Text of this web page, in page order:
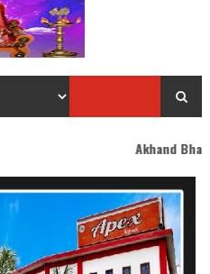
Akhand Bharat welcomes you